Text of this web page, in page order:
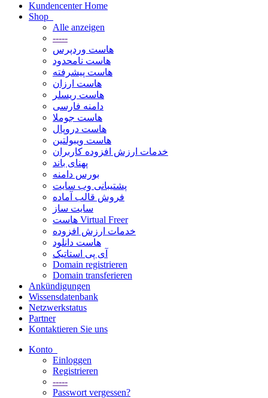
Kundencenter Home
Shop
Alle anzeigen
-----
هاست وردپرس
هاست نامحدود
هاست پیشرفته
هاست ارزان
هاست ریسلر
دامنه فارسی
هاست جوملا
هاست دروپال
هاست ویبولتین
خدمات ارزش افزوده کاربران
پهنای باند
بورس دامنه
پشتیبانی وب سایت
فروش قالب آماده
سایت ساز
هاست Virtual Freer
خدمات ارزش افزوده
هاست دانلود
آی پی استاتیک
Domain registrieren
Domain transferieren
Ankündigungen
Wissensdatenbank
Netzwerkstatus
Partner
Kontaktieren Sie uns
Konto
Einloggen
Registrieren
-----
Passwort vergessen?